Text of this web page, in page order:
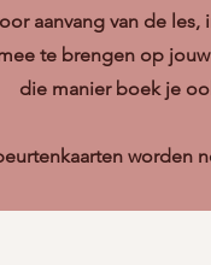
aanvang van de
te brengen op
die manier boek je
worden